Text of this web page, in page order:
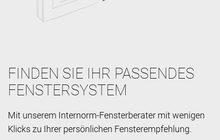
FINDEN SIE IHR PASSENDES
FENSTERSYSTEM
Mit unserem Internorm-Fensterberater mit wenigen
Klicks zu Ihrer persönlichen Fensterempfehlung.